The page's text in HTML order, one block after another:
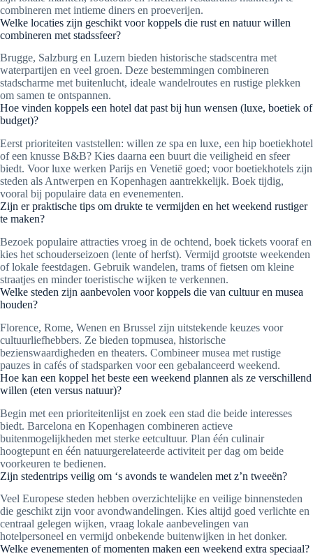
combineren met intieme diners en proeverijen.
Welke locaties zijn geschikt voor koppels die rust en natuur willen
combineren met stadssfeer?
Brugge, Salzburg en Luzern bieden historische stadscentra met
waterpartijen en veel groen. Deze bestemmingen combineren
stadscharme met buitenlucht, ideale wandelroutes en rustige plekken
om samen te ontspannen.
Hoe vinden koppels een hotel dat past bij hun wensen (luxe, boetiek of
budget)?
Eerst prioriteiten vaststellen: willen ze spa en luxe, een hip boetiekhotel
of een knusse B&B? Kies daarna een buurt die veiligheid en sfeer
biedt. Voor luxe werken Parijs en Venetië goed; voor boetiekhotels zijn
steden als Antwerpen en Kopenhagen aantrekkelijk. Boek tijdig,
vooral bij populaire data en evenementen.
Zijn er praktische tips om drukte te vermijden en het weekend rustiger
te maken?
Bezoek populaire attracties vroeg in de ochtend, boek tickets vooraf en
kies het schouderseizoen (lente of herfst). Vermijd grootste weekenden
of lokale feestdagen. Gebruik wandelen, trams of fietsen om kleine
straatjes en minder toeristische wijken te verkennen.
Welke steden zijn aanbevolen voor koppels die van cultuur en musea
houden?
Florence, Rome, Wenen en Brussel zijn uitstekende keuzes voor
cultuurliefhebbers. Ze bieden topmusea, historische
bezienswaardigheden en theaters. Combineer musea met rustige
pauzes in cafés of stadsparken voor een gebalanceerd weekend.
Hoe kan een koppel het beste een weekend plannen als ze verschillend
willen (eten versus natuur)?
Begin met een prioriteitenlijst en zoek een stad die beide interesses
biedt. Barcelona en Kopenhagen combineren actieve
buitenmogelijkheden met sterke eetcultuur. Plan één culinair
hoogtepunt en één natuurgerelateerde activiteit per dag om beide
voorkeuren te bedienen.
Zijn stedentrips veilig om ‘s avonds te wandelen met z’n tweeën?
Veel Europese steden hebben overzichtelijke en veilige binnensteden
die geschikt zijn voor avondwandelingen. Kies altijd goed verlichte en
centraal gelegen wijken, vraag lokale aanbevelingen van
hotelpersoneel en vermijd onbekende buitenwijken in het donker.
Welke evenementen of momenten maken een weekend extra speciaal?